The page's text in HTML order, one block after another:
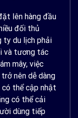
lên hàng đầu
đối thủ
ty du lịch phải
và tương tác
mây, việc
nên dễ dàng
có thể cập nhật
có thể cải
dùng tiếp